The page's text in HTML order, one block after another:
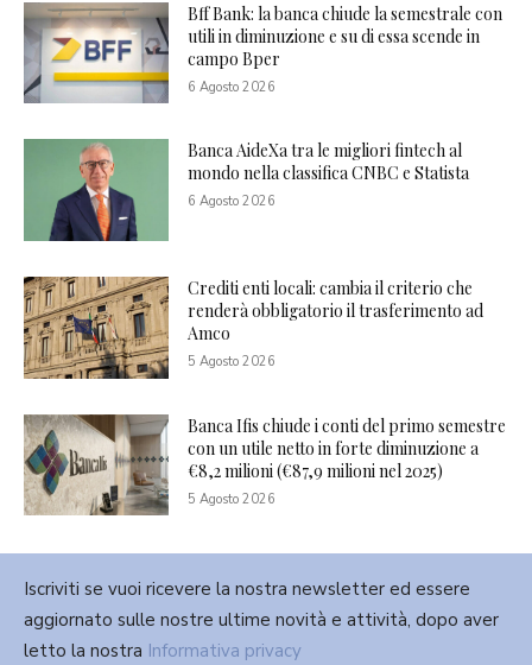
Bff Bank: la banca chiude la semestrale con
utili in diminuzione e su di essa scende in
campo Bper
6 Agosto 2026
Banca AideXa tra le migliori fintech al
mondo nella classifica CNBC e Statista
6 Agosto 2026
Crediti enti locali: cambia il criterio che
renderà obbligatorio il trasferimento ad
Amco
5 Agosto 2026
Banca Ifis chiude i conti del primo semestre
con un utile netto in forte diminuzione a
€8,2 milioni (€87,9 milioni nel 2025)
5 Agosto 2026
Iscriviti se vuoi ricevere la nostra newsletter ed essere
aggiornato sulle nostre ultime novità e attività, dopo aver
letto la nostra Informativa privacy